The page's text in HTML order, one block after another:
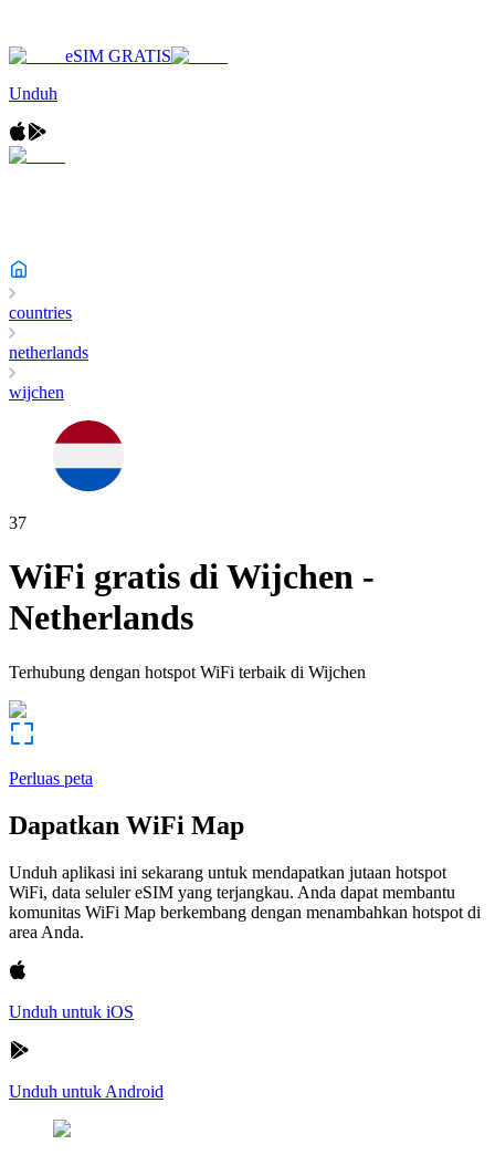
eSIM GRATIS
Unduh
countries
netherlands
wijchen
37
WiFi gratis diWijchen -
Netherlands
Terhubung dengan hotspot WiFi terbaik di Wijchen
Perluas peta
Dapatkan WiFi Map
Unduh aplikasi ini sekarang untuk mendapatkan jutaan hotspot
WiFi, data seluler eSIM yang terjangkau. Anda dapat membantu
komunitas WiFi Map berkembang dengan menambahkan hotspot di
area Anda.
Unduh untuk iOS
Unduh untuk Android